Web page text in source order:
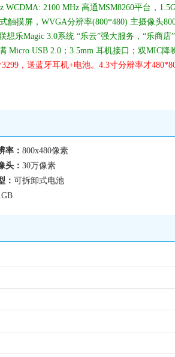
2100 MHz 高通MSM8260平台，
触摸屏，WVGA分辨率(800*480) 主摄像头
想乐Magic 3.0系统 “乐云”强大服务，“乐商店
Micro USB 2.0；3.5mm 耳机接口；双MIC降
，送蓝牙耳机+电池。4.3寸分辨率才
率： 800x480像素
头： 30万像素
： 可拆卸式电池